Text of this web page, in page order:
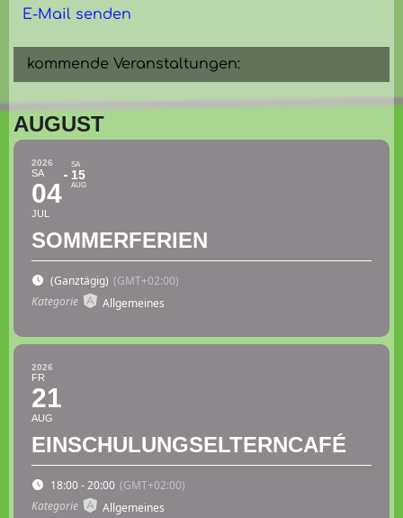
E-Mail senden
kommende Veranstaltungen:
AUGUST
2026
SA
04
JUL
SA
15
AUG
SOMMERFERIEN
(Ganztägig) (GMT+02:00)
Kategorie
Allgemeines
2026
FR
21
AUG
EINSCHULUNGSELTERNCAFÉ
18:00 - 20:00 (GMT+02:00)
Kategorie
Allgemeines